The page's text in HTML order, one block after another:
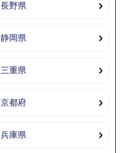
長野県
静岡県
三重県
京都府
兵庫県